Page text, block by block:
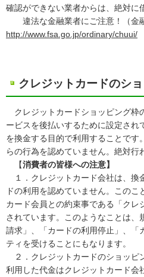
確認ができない業者からは、絶対に
違法な金融業者にご注意！（金
http://www.fsa.go.jp/ordinary/chuui/
クレジットカードのシ
クレジットカードショッピング枠
ービスを後払いするために設定され
を換金する目的で利用することです
らの行為を認めていません。絶対行
【消費者の皆様への注意】
１．クレジットカード会社は、換
ドの利用を認めていません。このこ
カード会員との約束事である「クレ
されています。このようなことは
請求」、「カードの利用停止」、「
ティを受けることにもなります。
２．クレジットカードのショッピ
利用した代金はクレジットカード会